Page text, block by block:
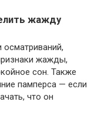
жажду
жажды,
сон. Также
памперса — если
что он